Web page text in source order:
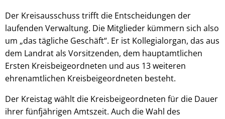
Der Kreisausschuss trifft die Entscheidungen der
laufenden Verwaltung. Die Mitglieder kümmern sich also
um „das tägliche Geschäft“. Er ist Kollegialorgan, das aus
dem Landrat als Vorsitzenden, dem hauptamtlichen
Ersten Kreisbeigeordneten und aus 13 weiteren
ehrenamtlichen Kreisbeigeordneten besteht.
Der Kreistag wählt die Kreisbeigeordneten für die Dauer
ihrer fünfjährigen Amtszeit. Auch die Wahl des